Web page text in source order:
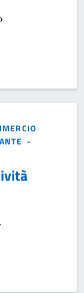
-